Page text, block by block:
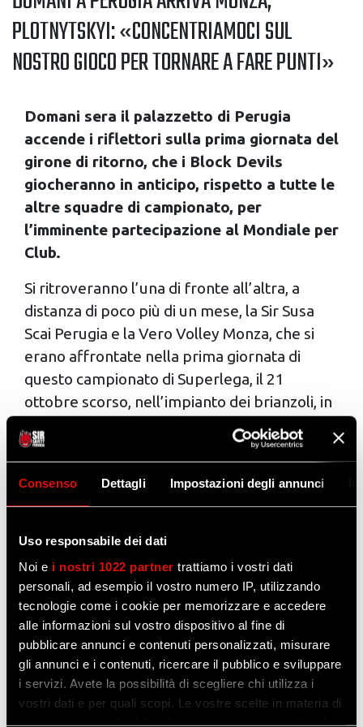
Consenso Dettagli Impostazioni degli annunci
Uso responsabile dei dati
Noi e i nostri 1022 partner trattiamo i vostri dati
personali, ad esempio il vostro numero IP, utilizzando
tecnologie come i cookie per memorizzare e accedere
alle informazioni sul vostro dispositivo al fine di
pubblicare annunci e contenuti personalizzati, misurare
gli annunci e i contenuti, ricercare il pubblico e sviluppare
i servizi. Avete la possibilità di scegliere chi utilizza i
vostri dati e per quali scopi. Le vostre scelte in materia di
privacy sono applicabili solo su questa proprietà digitale
PLOTNYTSKYI: «CONCENTRIAMOCI SUL
NOSTRO GIOCO PER TORNARE A FARE PUNTI»
Domani sera il palazzetto di Perugia
accende i riflettori sulla prima giornata del
girone di ritorno, che i Block Devils
giocheranno in anticipo, rispetto a tutte le
altre squadre di campionato, per
l’imminente partecipazione al Mondiale per
Club.
Si ritroveranno l’una di fronte all’altra, a
distanza di poco più di un mese, la Sir Susa
Scai Perugia e la Vero Volley Monza, che si
erano affrontate nella prima giornata di
questo campionato di Superlega, il 21
ottobre scorso, nell’impianto dei brianzoli, in
un match che aveva fatto subito capire quale
sarebbe stato il livello di questo campionato.
avvio e, nonostante l’assenza dello
stato costretto al forfait dell’ultimo minuto a
causa di un problema alla schiena rimediato
nel corso dell’allenamento settimanale, si
erano presi il primo set. La Sir Susa Scai
Perugia aveva però ribaltato il risultato,
riportando dalla trasferta l’intera posta in
palio, spinta dalle bordate dell’opposto
bianconero Wassim Ben Tara, che era stato il